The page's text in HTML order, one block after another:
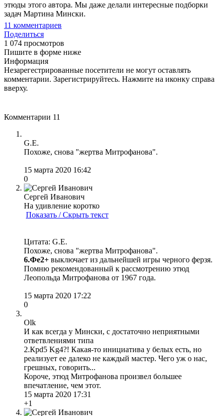
этюды этого автора. Мы даже делали интересные подборки
задач Мартина Мински.
11 комментариев
Поделиться
1 074 просмотров
Пишите в форме ниже
Информация
Незарегестрированные посетители не могут оставлять
комментарии. Зарегистрируйтесь. Нажмите на иконку справа
вверху.
Комментарии 11
G.E.
Похоже, снова "жертва Митрофанова".
15 марта 2020 16:42
0
Сергей Иванович
На удивление коротко
Показать / Скрыть текст
Цитата: G.E.
Похоже, снова "жертва Митрофанова".
6.Фe2+ выключает из дальнейшей игры черного ферзя.
Помню рекомендованный к рассмотрению этюд
Леопольда Митрофанова от 1967 года.
15 марта 2020 17:22
0
Olk
И как всегда у Мински, с достаточно неприятными
ответвлениями типа
2.Крd5 Kg4?! Какая-то инициатива у белых есть, но
реализует ее далеко не каждый мастер. Чего уж о нас,
грешных, говорить...
Короче, этюд Митрофанова произвел большее
впечатление, чем этот.
15 марта 2020 17:31
+1